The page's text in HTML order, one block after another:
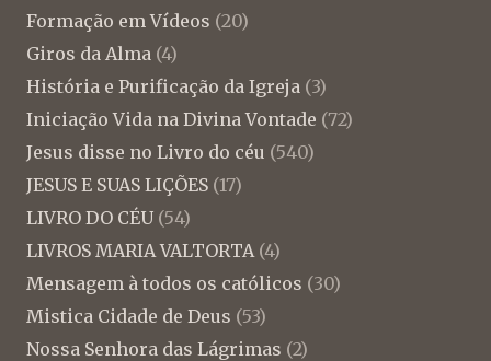
Formação em Vídeos (20)
Giros da Alma (4)
História e Purificação da Igreja (3)
Iniciação Vida na Divina Vontade (72)
Jesus disse no Livro do céu (540)
JESUS E SUAS LIÇÕES (17)
LIVRO DO CÉU (54)
LIVROS MARIA VALTORTA (4)
Mensagem à todos os católicos (30)
Mistica Cidade de Deus (53)
Nossa Senhora das Lágrimas (2)